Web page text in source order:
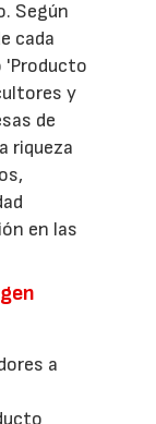
Según
cada
'Producto
y
de
riqueza
en las
a